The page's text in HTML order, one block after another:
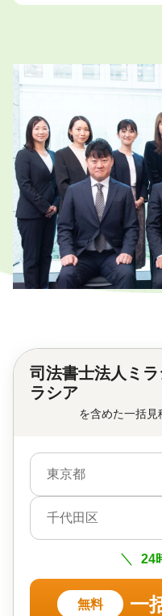
司法書士法人ミ
ラシア
を含めた一括見
東京都
千代田区
24
無料 一